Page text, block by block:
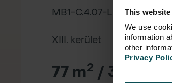
This
We use
information
other
Privacy
MB1-C.4.07-L
XIII. kerület
77 m2 / 3 szoba